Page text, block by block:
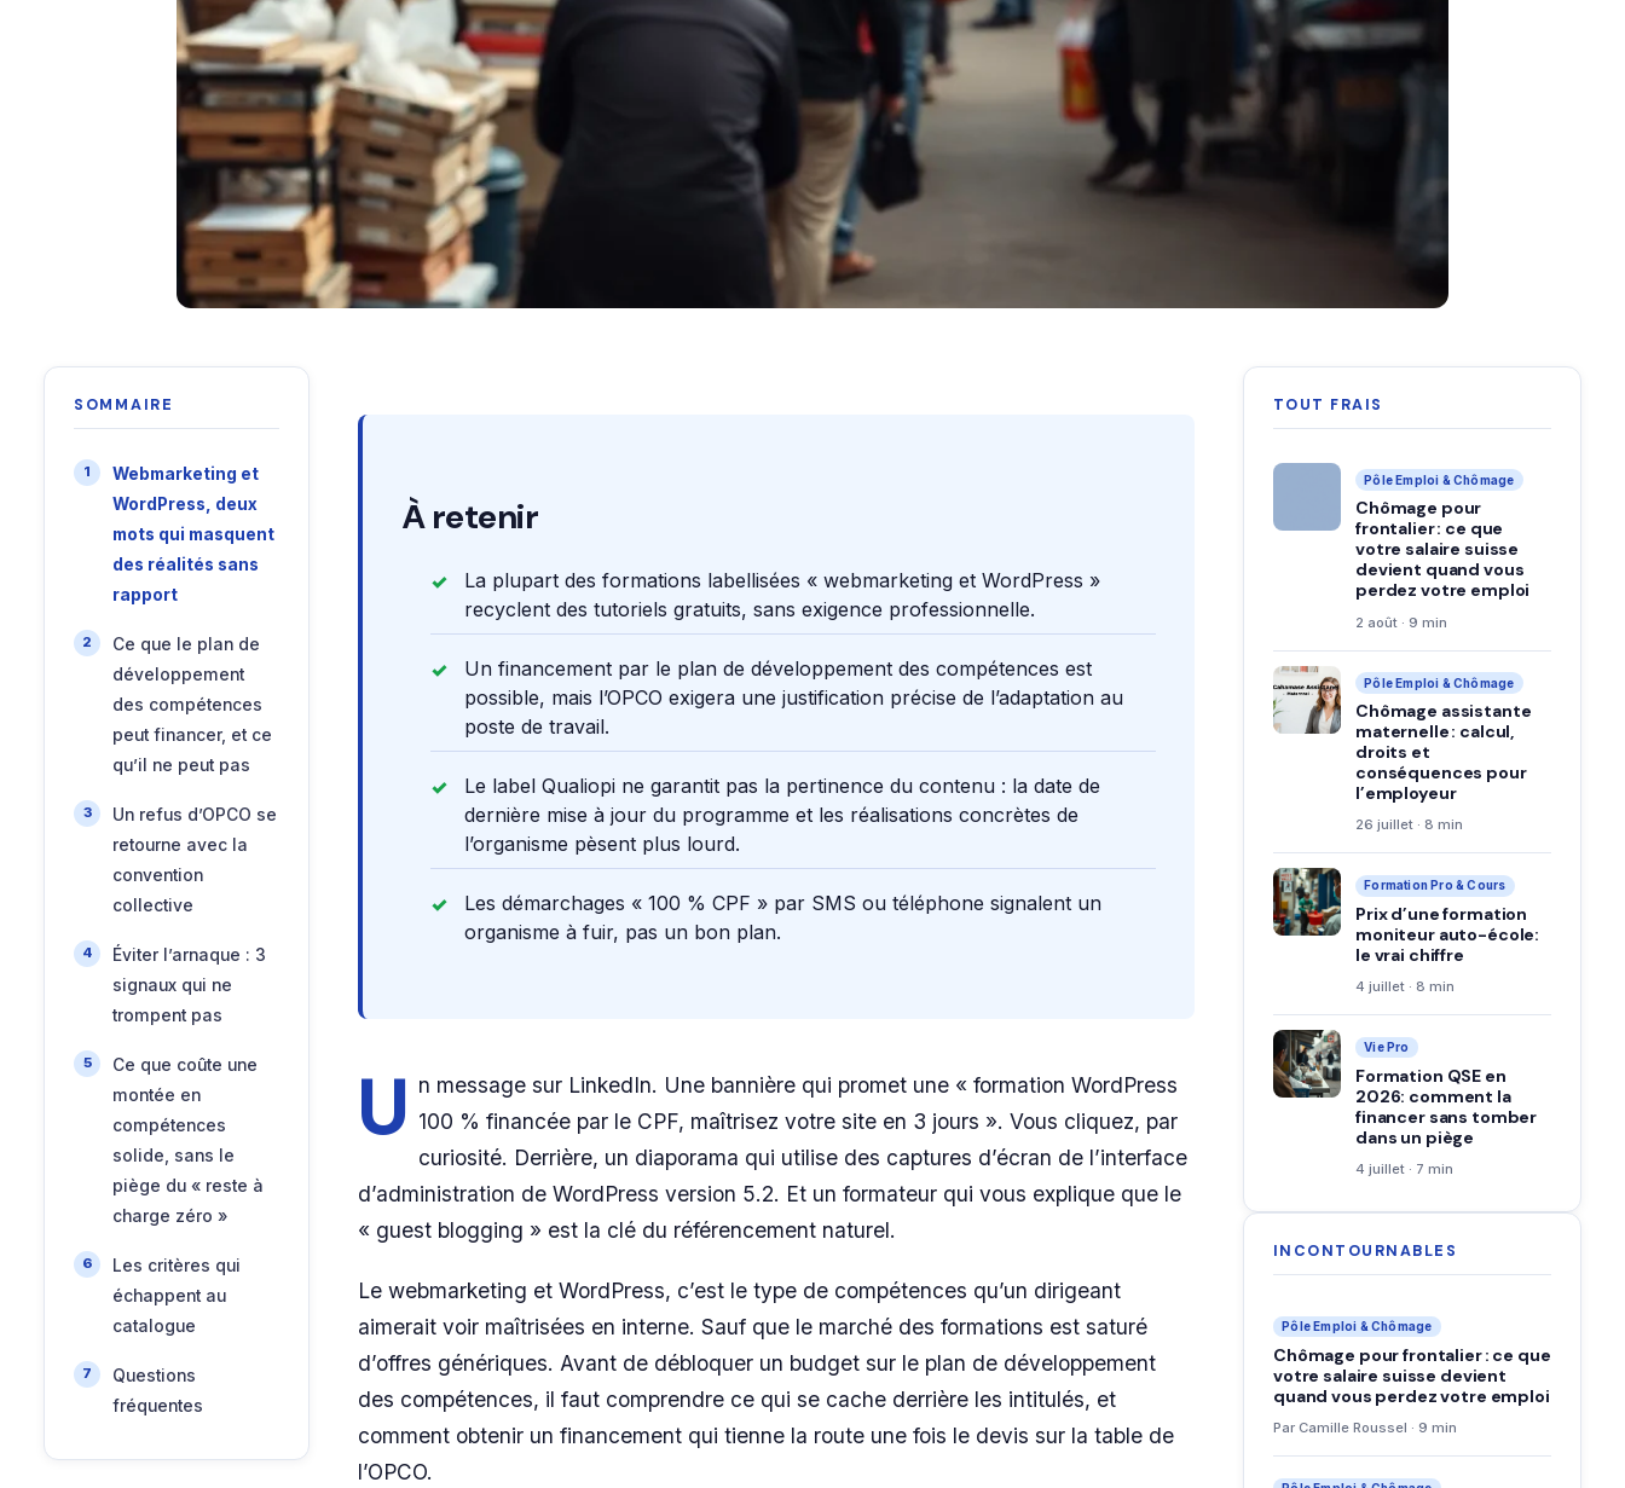
SOMMAIRE
Webmarketing et
WordPress, deux
mots qui masquent
des réalités sans
rapport
Ce que le plan de
développement
des compétences
peut financer, et ce
qu’il ne peut pas
Un refus d’OPCO se
retourne avec la
convention
collective
Éviter l’arnaque : 3
signaux qui ne
trompent pas
Ce que coûte une
montée en
compétences
solide, sans le
piège du « reste à
charge zéro »
Les critères qui
échappent au
catalogue
Questions
fréquentes
À retenir
La plupart des formations labellisées « webmarketing et WordPress »
recyclent des tutoriels gratuits, sans exigence professionnelle.
Un financement par le plan de développement des compétences est
possible, mais l’OPCO exigera une justification précise de l’adaptation au
poste de travail.
Le label Qualiopi ne garantit pas la pertinence du contenu : la date de
dernière mise à jour du programme et les réalisations concrètes de
l’organisme pèsent plus lourd.
Les démarchages « 100 % CPF » par SMS ou téléphone signalent un
organisme à fuir, pas un bon plan.
U n message sur LinkedIn. Une bannière qui promet une « formation WordPress
100 % financée par le CPF, maîtrisez votre site en 3 jours ». Vous cliquez, par
curiosité. Derrière, un diaporama qui utilise des captures d’écran de l’interface
d’administration de WordPress version 5.2. Et un formateur qui vous explique que le
« guest blogging » est la clé du référencement naturel.
Le webmarketing et WordPress, c’est le type de compétences qu’un dirigeant
aimerait voir maîtrisées en interne. Sauf que le marché des formations est saturé
d’offres génériques. Avant de débloquer un budget sur le plan de développement
des compétences, il faut comprendre ce qui se cache derrière les intitulés, et
comment obtenir un financement qui tienne la route une fois le devis sur la table de
l’OPCO.
TOUT FRAIS
Pôle Emploi & Chômage
Chômage pour
frontalier : ce que
votre salaire suisse
devient quand vous
perdez votre emploi
2 août · 9 min
Pôle Emploi & Chômage
Chômage assistante
maternelle : calcul,
droits et
conséquences pour
l’employeur
26 juillet · 8 min
Formation Pro & Cours
Prix d’une formation
moniteur auto-école:
le vrai chiffre
4 juillet · 8 min
Vie Pro
Formation QSE en
2026: comment la
financer sans tomber
dans un piège
4 juillet · 7 min
INCONTOURNABLES
Pôle Emploi & Chômage
Chômage pour frontalier : ce que
votre salaire suisse devient
quand vous perdez votre emploi
Par Camille Roussel · 9 min